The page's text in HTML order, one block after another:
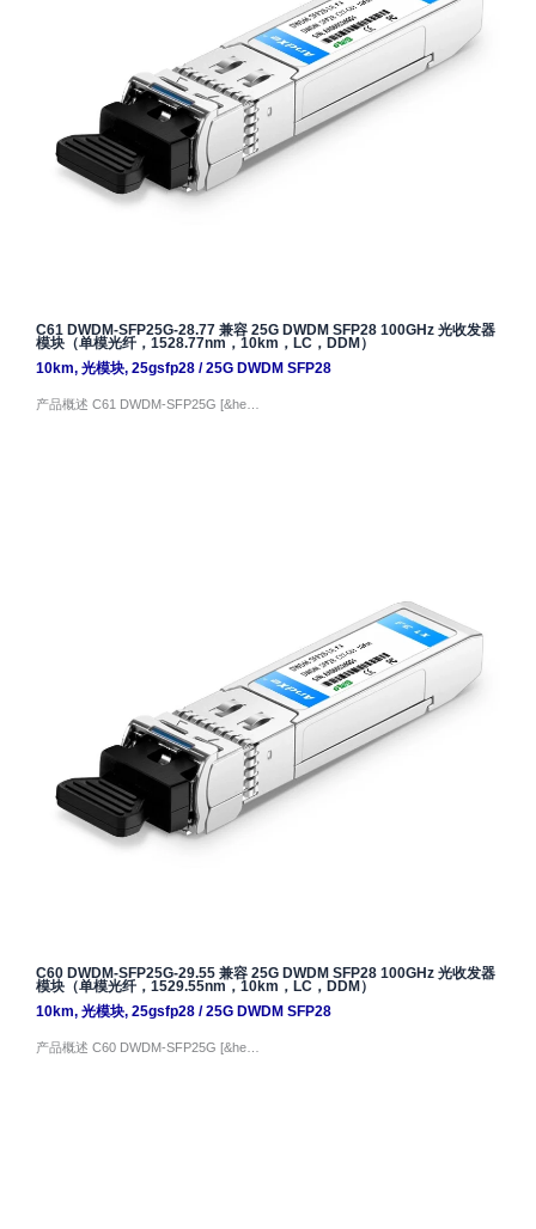
C61 DWDM-SFP25G-28.77 兼容 25G DWDM SFP28 100GHz 光收发器
模块（单模光纤，1528.77nm，10km，LC，DDM）
10km, 光模块, 25gsfp28/25G DWDM SFP28
产品概述 C61 DWDM-SFP25G [&he…
C60 DWDM-SFP25G-29.55 兼容 25G DWDM SFP28 100GHz 光收发器
模块（单模光纤，1529.55nm，10km，LC，DDM）
10km, 光模块, 25gsfp28/25G DWDM SFP28
产品概述 C60 DWDM-SFP25G [&he…